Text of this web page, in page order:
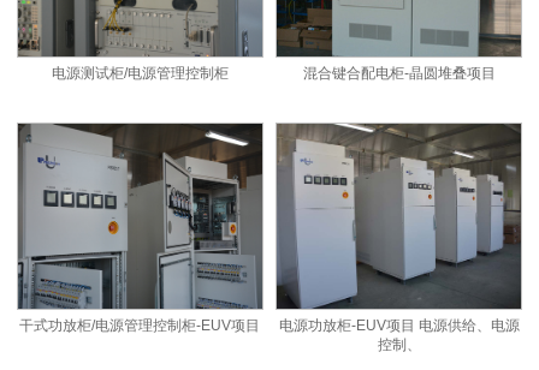
电源测试柜/电源管理控制柜 混合键合配电柜-晶圆堆叠项目
干式功放柜/电源管理控制柜-EUV项目
电源功放柜-EUV项目 电源供给、电源
控制、